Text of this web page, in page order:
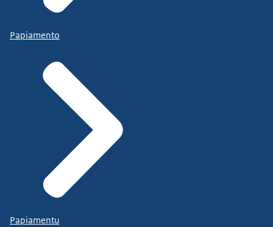
Papiamento
Papiamentu